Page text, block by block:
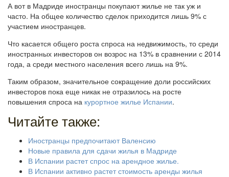
А вот в Мадриде иностранцы покупают жилье не так уж и
часто. На общее количество сделок приходится лишь 9% с
участием иностранцев.
Что касается общего роста спроса на недвижимость, то среди
иностранных инвесторов он возрос на 13% в сравнении с 2014
года, а среди местного населения всего лишь на 9%.
Таким образом, значительное сокращение доли российских
инвесторов пока еще никак не отразилось на росте
повышения спроса на курортное жилье Испании.
Читайте также:
Иностранцы предпочитают Валенсию
Новые правила для сдачи жилья в Мадриде
В Испании растет спрос на арендное жилье.
В Испании активно растет стоимость аренды жилья